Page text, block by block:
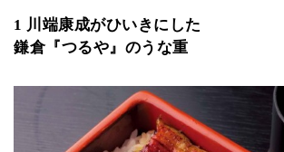
1 川端康成がひいきにした
鎌倉『つるや』のうな重